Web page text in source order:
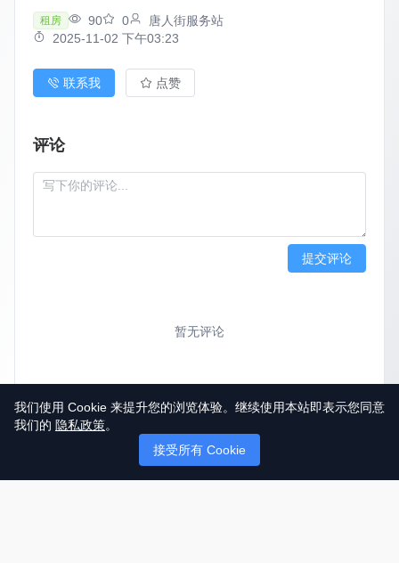
租房 90 0
唐人街服务站
2025-11-02 下午03:23
联系我 点赞
评论
提交评论
暂无评论
我们使用 Cookie 来提升您的浏览体验。继续使用本站即表示您同意
我们的 隐私政策。
接受所有 Cookie